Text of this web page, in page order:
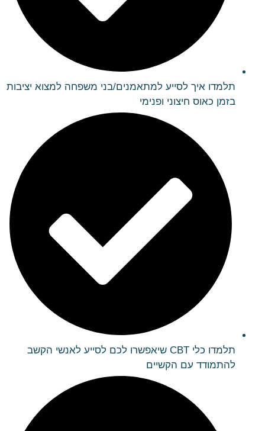
תלמדו איך לסייע למתאמנים/בני משפחה למצוא יציבות
בזמן כאוס חיצוני ופנימי
תלמדו כלי CBT שיאפשרו לכם לסייע לאנשי הקשב
להתמודד עם הקשיים